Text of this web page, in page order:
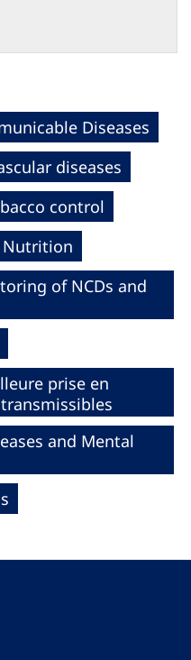
Diseases
diseases
control
Nutrition
of NCDs and
prise en
and Mental